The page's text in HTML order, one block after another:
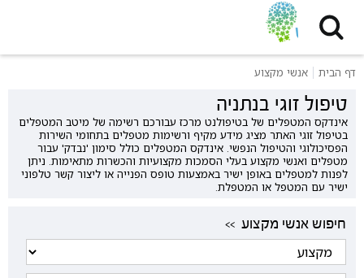
דף הבית אנשי מקצוע
טיפול זוגי בנתניה
אינדקס המטפלים של בטיפולנט מרכז עבורכם רשימה של מיטב המטפלים
בטיפול זוגי האתר מציג מידע מקיף ורשימות מטפלים בתחומי השירות
הפסיכולוגי והטיפול הנפשי. אינדקס המטפלים כולל סימון 'נבדק' עבור
מטפלים ואנשי מקצוע בעלי הסמכות מקצועיות והכשרות מתאימות. ניתן
לפנות למטפלים באופן ישיר באמצעות טופס הפנייה או ליצור קשר טלפוני
ישיר עם המטפל או המטפלת.
<< חיפוש אנשי מקצוע